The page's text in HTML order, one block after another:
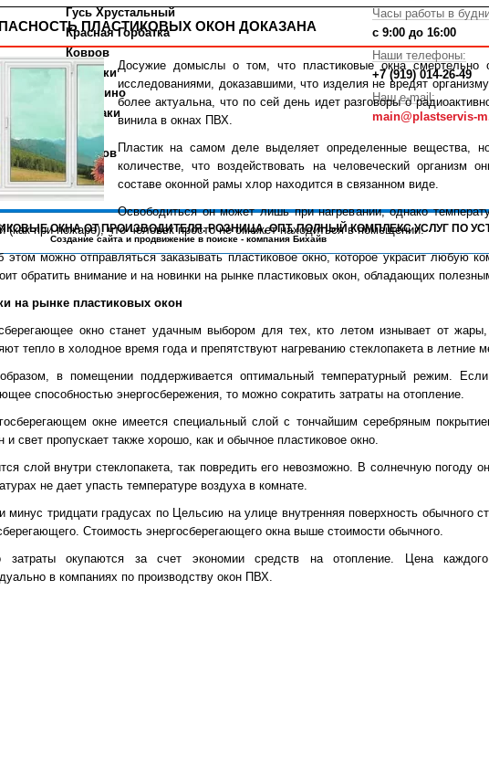
ПЛАСТИКОВЫХ ОКОН ДОКАЗАНА
Досужие домыслы о том, что пластиковые окна смертельно
исследованиями, доказавшими, что изделия не вредят
более актуальна, что по сей день идет разговоры о
винила в окнах ПВХ.
Пластик на самом деле выделяет определенные вещества,
количестве, что воздействовать на человеческий организм
составе оконной рамы хлор находится в связанном виде.
Освободиться он может лишь при нагревании, однако
(как при пожаре), что человек просто не сможет находиться в помещении.
этом можно отправляться заказывать пластиковое окно, которое украсит любую
обратить внимание и на новинки на рынке пластиковых окон, обладающих
на рынке пластиковых окон
окно станет удачным выбором для тех, кто летом изнывает от
тепло в холодное время года и препятствуют нагреванию стеклопакета в летние
в помещении поддерживается оптимальный температурный режим. Если
способностью энергосбережения, то можно сократить затраты на отопление.
окне имеется специальный слой с тончайшим серебряным
и свет пропускает также хорошо, как и обычное пластиковое окно.
слой внутри стеклопакета, так повредить его невозможно. В солнечную погоду
не дает упасть температуре воздуха в комнате.
минус тридцати градусах по Цельсию на улице внутренняя поверхность обычного
Стоимость энергосберегающего окна выше стоимости обычного.
затраты окупаются за счет экономии средств на отопление. Цена каждого
в компаниях по производству окон ПВХ.
Гусь Хрустальный
Красная Горбатка
Ковров
Меленки
Навашино
Кулебаки
Выкса
Касимов
Часы работы в
с 9:00 до 16:00
Наши телефоны:
+7 (919) 014-26-49
Наш e-mail:
main@plastservis-
ОКНА ОТ ПРОИЗВОДИТЕЛЯ. РОЗНИЦА, ОПТ. ПОЛНЫЙ КОМПЛЕКС УСЛУГ ПО
Создание сайта и продвижение в поиске- компания Бихайв